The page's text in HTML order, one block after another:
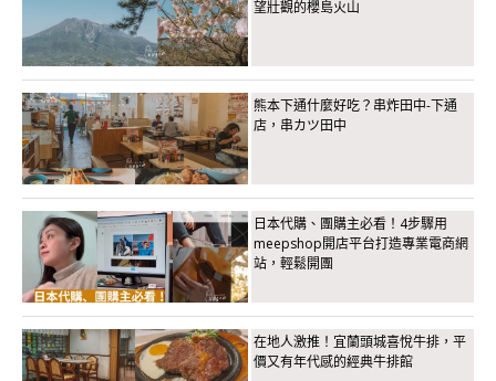
望壯觀的櫻島火山
熊本下通什麼好吃？串炸田中-下通
店，串カツ田中
日本代購、團購主必看！4步驟用
meepshop開店平台打造專業電商網
站，輕鬆開團
在地人激推！宜蘭頭城喜悅牛排，平
價又有年代感的經典牛排館